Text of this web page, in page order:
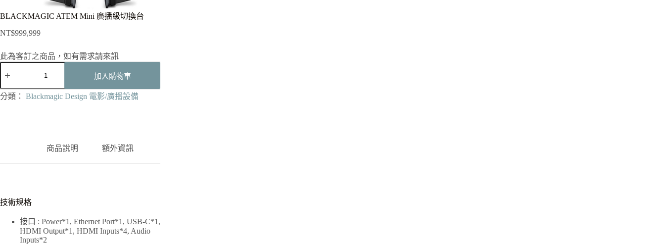
BLACKMAGIC ATEM Mini 廣播級切換台
NT$999,999
此為客訂之商品，如有需求請來訊
BLACKMAGIC
ATEM
廣
加入購物車
分類： Blackmagic Design 電影/廣播設備
商品說明 額外資訊
技術規格
接口 : Power*1, Ethernet Port*1, USB-C*1,
HDMI Output*1, HDMI Inputs*4, Audio
Inputs*2